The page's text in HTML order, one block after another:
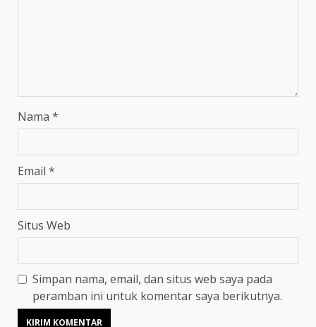
Nama *
Email *
Situs Web
Simpan nama, email, dan situs web saya pada
peramban ini untuk komentar saya berikutnya.